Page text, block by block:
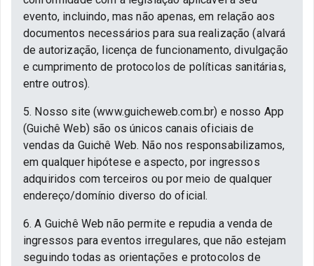
evento, incluindo, mas não apenas, em relação aos
documentos necessários para sua realização (alvará
de autorização, licença de funcionamento, divulgação
e cumprimento de protocolos de políticas sanitárias,
entre outros).
5. Nosso site (www.guicheweb.com.br) e nosso App
(Guichê Web) são os únicos canais oficiais de
vendas da Guichê Web. Não nos responsabilizamos,
em qualquer hipótese e aspecto, por ingressos
adquiridos com terceiros ou por meio de qualquer
endereço/domínio diverso do oficial.
6. A Guichê Web não permite e repudia a venda de
ingressos para eventos irregulares, que não estejam
seguindo todas as orientações e protocolos de